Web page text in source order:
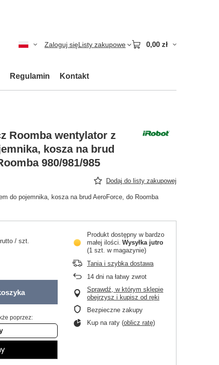
Zaloguj sięListy zakupowe 0,00 zł
Regulamin Kontakt
Roomba wentylator z
kosza na brud
980/981/985
Dodaj do listy zakupowej
do pojemnika, kosza na brud AeroForce, do Roomba
/ szt.
poprzez:
Produkt dostępny w bardzo
małej ilości Wysyłka jutro
(1 szt. w magazynie)
Tania i szybka dostawa
14 dni na łatwy zwrot
Sprawdź, w którym sklepie
obejrzysz i kupisz od ręki
Bezpieczne zakupy
Kup na raty (oblicz ratę)